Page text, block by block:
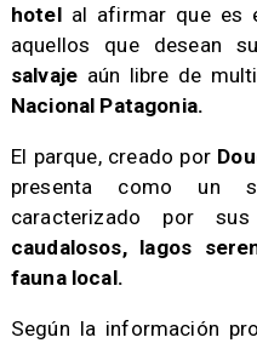
hotelal afirmar que es
aquellos que desean
salvaje aún libre de
Nacional Patagonia.
​El parque, creado por
presenta como un
caracterizado por
caudalosos, lagos
fauna local.
​Según la información